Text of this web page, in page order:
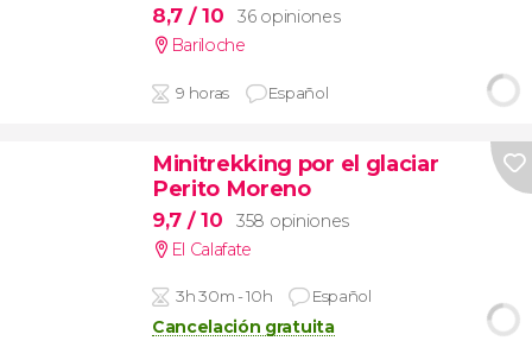
8,7 / 10
36 opiniones
Bariloche
9 horas Español
Minitrekking por el glaciar
Perito Moreno
9,7 / 10
358 opiniones
El Calafate
3h 30m - 10h Español
Cancelación gratuita